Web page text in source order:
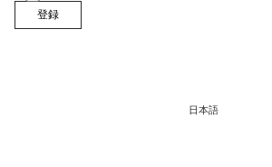
日本語